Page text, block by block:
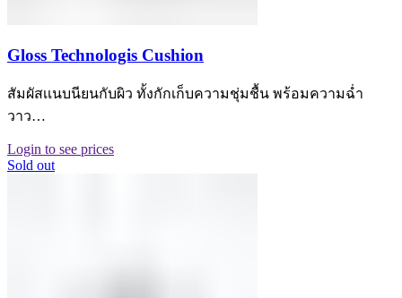
Gloss Technologis Cushion
สัมผัสเเนบนียนกับผิว ทั้งกักเก็บความชุ่มชื้น พร้อมความฉ่ำ
วาว…
Login to see prices
Sold out